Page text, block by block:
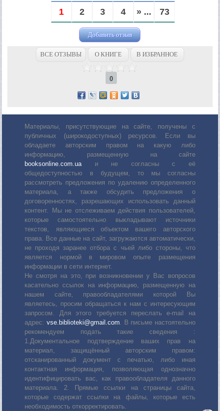
1 2 3 4 » ... 73
Добавить отзыв
ВСЕ ОТЗЫВЫ О КНИГЕ В ИЗБРАННОЕ
0
Материалы, присутствующие на сайте, получены с
публичных (широкодоступных) ресурсов. Если вы
обладаете авторским правом на какую либо
информацию, размещенную на сайте
booksonline.com.uaи не согласны с её
общедоступностью в будущем, то мы согласны
рассмотреть предложения по удалению определенного
материала, а также обсудить предложения о
договоренностях, разрешающих использовать данный
контент. Мы не отслеживаем действия пользователей,
которые самостоятельно выкладывают источники
текстов, являющиеся объектом вашего авторского
права. Все данные на сайт, загружаются автоматически,
не проходя заранее отбора с чьей либо стороны, что
является нормой в мировом опыте размещения
информации в сети интернет.
Не смотря на это, при возникновении у Вас вопросов
касательно ссылок на информацию, размещенную на
нашем сайте, правообладателями которой Вы
являетесь, просим обращаться к нам с интересующим
запросом. Для этого требуется переслать е-mail на
адрес: vse.biblioteki@gmail.com. В письме настоятельно
рекомендуем подать такие сведения :
1.Документальное подтверждение ваших прав на
материал, защищённый авторским правом:
отсканированный документ с печатью, либо иная
контактная информация, позволяющая однозначно
идентифицировать вас, как правообладателя данного
материала. 2. Прямые ссылки на страницы сайта,
которые содержат ссылки на файлы, которые есть
необходимость откорректировать.